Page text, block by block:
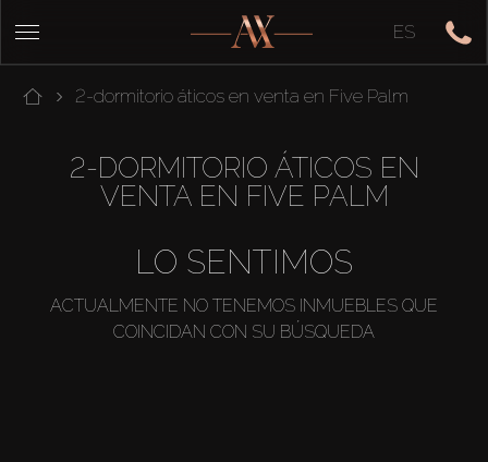
ES
2-dormitorio áticos en venta en Five Palm
2-DORMITORIO ÁTICOS EN
VENTA EN FIVE PALM
LO SENTIMOS
ACTUALMENTE NO TENEMOS INMUEBLES QUE
COINCIDAN CON SU BÚSQUEDA